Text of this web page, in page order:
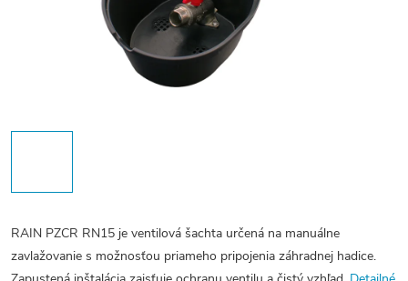
RAIN PZCR RN15 je ventilová šachta určená na manuálne
zavlažovanie s možnosťou priameho pripojenia záhradnej hadice.